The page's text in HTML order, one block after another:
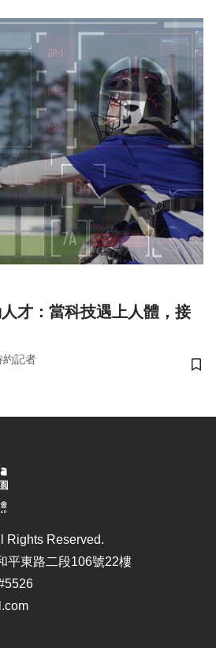
才：當科技遇上人體，接
約記者
儲
Rights Reserved.
平東路二段106號22樓